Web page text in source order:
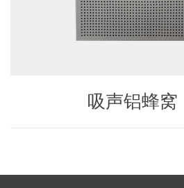
吸声铝蜂窝